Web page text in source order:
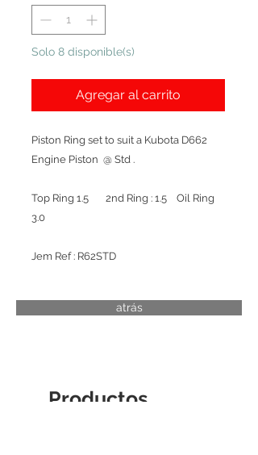
Solo 8 disponible(s)
Agregar al carrito
Piston Ring set to suit a Kubota D662
Engine Piston @ Std .
Top Ring 1.5 2nd Ring : 1.5 Oil Ring
3.0
Jem Ref : R62STD
atrás
Productos